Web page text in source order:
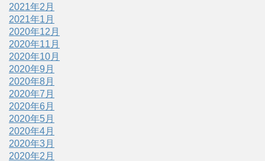
2021年2月
2021年1月
2020年12月
2020年11月
2020年10月
2020年9月
2020年8月
2020年7月
2020年6月
2020年5月
2020年4月
2020年3月
2020年2月